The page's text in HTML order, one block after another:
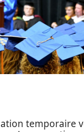
temporaire